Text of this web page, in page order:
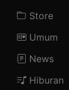
Store
Android
Blogger
iOS
Umum
Female
Internet
News
Politik
Hiburan